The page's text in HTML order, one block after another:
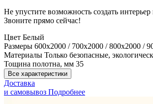
Не упустите возможность создать
Звоните прямо сейчас!
Цвет Белый
Размеры 600х2000 / 700х2000 / 800х2000 /
Материалы Только безопасные,
Тощина полотна, мм 35
Все характеристики
Доставка
и самовывоз Подробнее